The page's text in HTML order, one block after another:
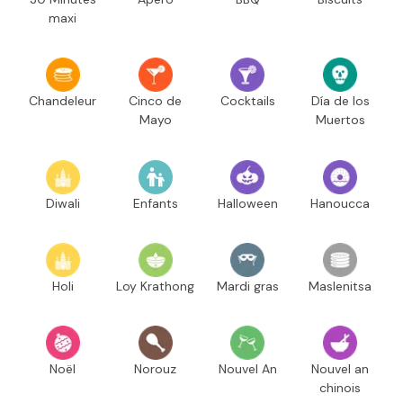
maxi
Chandeleur
Cinco de
Mayo
Cocktails
Día de los
Muertos
Diwali Enfants Halloween Hanoucca
Holi Loy Krathong Mardi gras Maslenitsa
Noël Norouz Nouvel An
Nouvel an
chinois